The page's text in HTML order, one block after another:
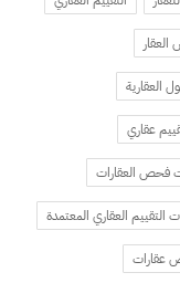
العقارية
عقاري
فحص العقارات
التقييم العقاري المعتمدة
عقارات